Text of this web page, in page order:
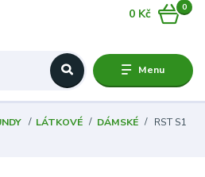
Menu
0
0 Kč
LÁTKOVÉ DÁMSKÉ
RST S1